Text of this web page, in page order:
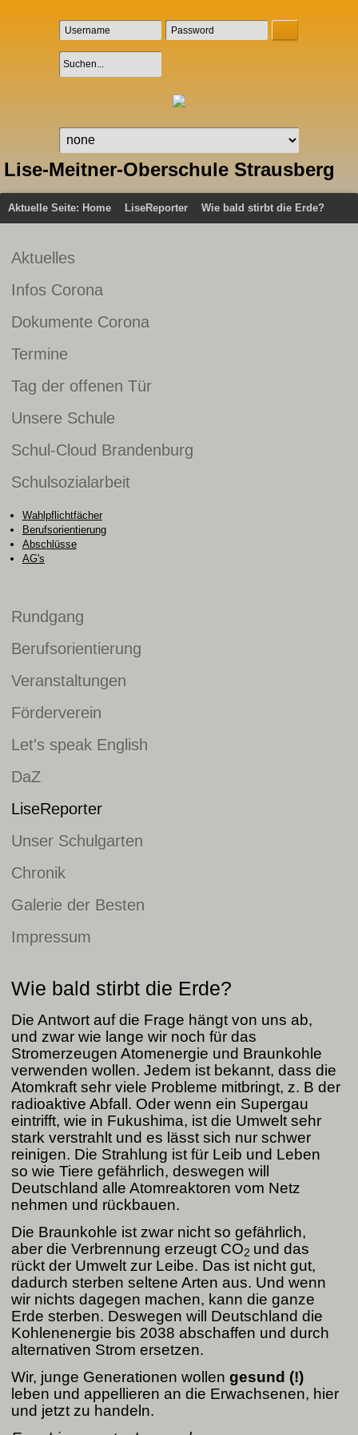
Lise-Meitner-Oberschule Strausberg
Aktuelle Seite: Home LiseReporter Wie bald stirbt die Erde?
Aktuelles
Infos Corona
Dokumente Corona
Termine
Tag der offenen Tür
Unsere Schule
Schul-Cloud Brandenburg
Schulsozialarbeit
Wahlpflichtfächer
Berufsorientierung
Abschlüsse
AG's
Rundgang
Berufsorientierung
Veranstaltungen
Förderverein
Let's speak English
DaZ
LiseReporter
Unser Schulgarten
Chronik
Galerie der Besten
Impressum
Wie bald stirbt die Erde?
Die Antwort auf die Frage hängt von uns ab,
und zwar wie lange wir noch für das
Stromerzeugen Atomenergie und Braunkohle
verwenden wollen. Jedem ist bekannt, dass die
Atomkraft sehr viele Probleme mitbringt, z. B der
radioaktive Abfall. Oder wenn ein Supergau
eintrifft, wie in Fukushima, ist die Umwelt sehr
stark verstrahlt und es lässt sich nur schwer
reinigen. Die Strahlung ist für Leib und Leben
so wie Tiere gefährlich, deswegen will
Deutschland alle Atomreaktoren vom Netz
nehmen und rückbauen.
Die Braunkohle ist zwar nicht so gefährlich,
aber die Verbrennung erzeugt CO2 und das
rückt der Umwelt zur Leibe. Das ist nicht gut,
dadurch sterben seltene Arten aus. Und wenn
wir nichts dagegen machen, kann die ganze
Erde sterben. Deswegen will Deutschland die
Kohlenenergie bis 2038 abschaffen und durch
alternativen Strom ersetzen.
Wir, junge Generationen wollen gesund (!)
leben und appellieren an die Erwachsenen, hier
und jetzt zu handeln.